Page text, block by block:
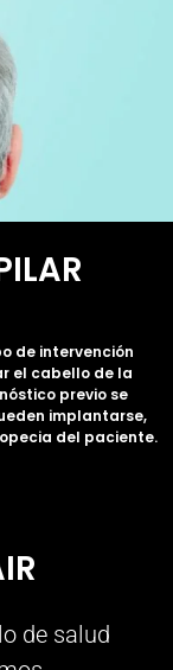
de intervención
el cabello de la
previo se
implantarse,
del paciente.
de salud